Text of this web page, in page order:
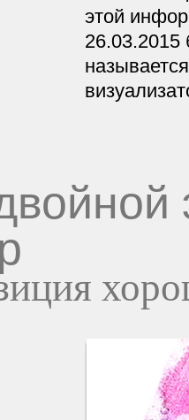
этой
26.03.2015